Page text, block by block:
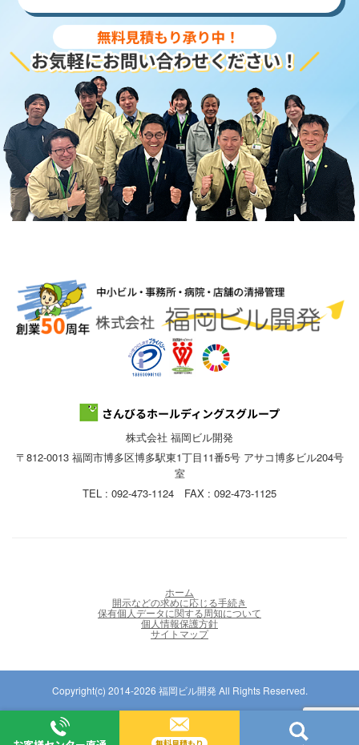
株式会社 福岡ビル開発
〒812-0013 福岡市博多区博多駅東1丁目11番5号 アサコ博多ビル204号
室
TEL : 092-473-1124 FAX : 092-473-1125
ホーム
開示などの求めに応じる手続き
保有個人データに関する周知について
個人情報保護方針
サイトマップ
Copyright(c) 2014-2026 福岡ビル開発 All Rights Reserved.
無料見積もり